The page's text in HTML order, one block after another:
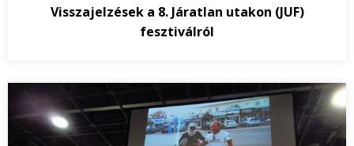
Visszajelzések a 8. Járatlan utakon (JUF)
fesztiválról